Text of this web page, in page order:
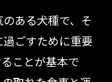
ある犬種で、そ
ごすために重要
ことが基本で